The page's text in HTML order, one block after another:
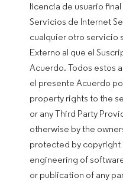
licencia de usuario
Servicios de Internet
cualquier otro servicio
Externo al que el
Acuerdo. Todos estos
el presente Acuerdo
property rights to the
or any Third Party
otherwise by the
protected by copyright
engineering of
or publication of any